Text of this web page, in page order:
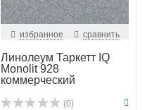
избранное сравнить
Линолеум Таркетт IQ
Monolit 928
коммерческий
(0)